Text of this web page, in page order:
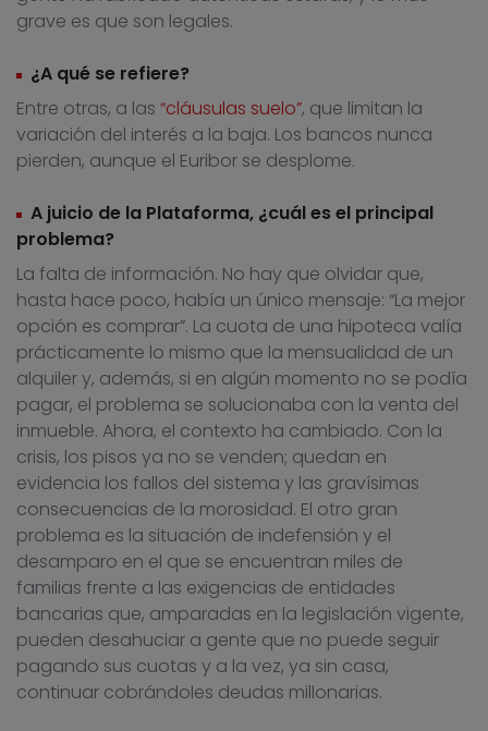
grave es que son legales.
¿A qué se refiere?
Entre otras, a las “cláusulas suelo”, que limitan la
variación del interés a la baja. Los bancos nunca
pierden, aunque el Euribor se desplome.
A juicio de la Plataforma, ¿cuál es el principal
problema?
La falta de información. No hay que olvidar que,
hasta hace poco, había un único mensaje: “La mejor
opción es comprar”. La cuota de una hipoteca valía
prácticamente lo mismo que la mensualidad de un
alquiler y, además, si en algún momento no se podía
pagar, el problema se solucionaba con la venta del
inmueble. Ahora, el contexto ha cambiado. Con la
crisis, los pisos ya no se venden; quedan en
evidencia los fallos del sistema y las gravísimas
consecuencias de la morosidad. El otro gran
problema es la situación de indefensión y el
desamparo en el que se encuentran miles de
familias frente a las exigencias de entidades
bancarias que, amparadas en la legislación vigente,
pueden desahuciar a gente que no puede seguir
pagando sus cuotas y a la vez, ya sin casa,
continuar cobrándoles deudas millonarias.